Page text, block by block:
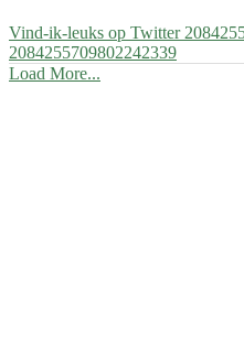
Vind-ik-leuks op Twitter
2084255709802242339
Load More...